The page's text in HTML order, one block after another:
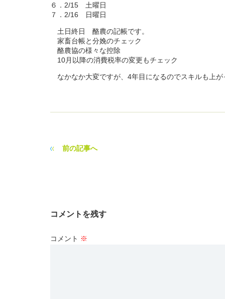
６．2/15 土曜日
７．2/16 日曜日
土日終日 酪農の記帳です。
家畜台帳と分娩のチェック
酪農協の様々な控除
10月以降の消費税率の変更もチェック
なかなか大変ですが、4年目になるのでスキルも上が
前の記事へ
コメントを残す
コメント ※